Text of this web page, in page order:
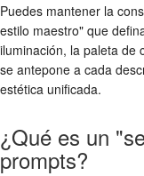
Puedes mantener la
estilo maestro" que
iluminación, la paleta de
se antepone a cada
estética unificada.
¿Qué es un
prompts?